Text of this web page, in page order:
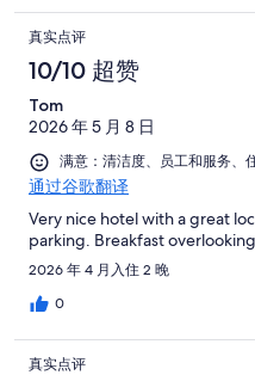
真实点评
10/10 超赞
Tom
2026 年 5 月 8 日
满意：清洁度、员工和服务、
通过谷歌翻译
Very nice hotel with a great
parking. Breakfast
2026 年 4 月入住 2 晚
0
真实点评